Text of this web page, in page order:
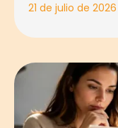
21 de julio de 2026